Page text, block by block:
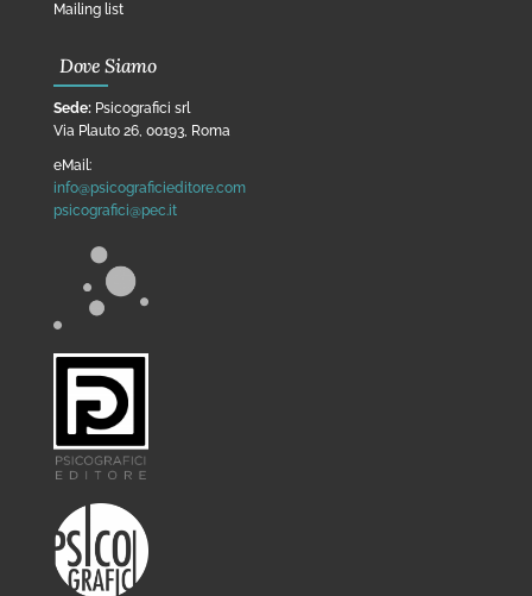
Mailing list
Dove Siamo
Sede: Psicografici srl
Via Plauto 26, 00193, Roma
eMail:
info@psicograficieditore.com
psicografici@pec.it